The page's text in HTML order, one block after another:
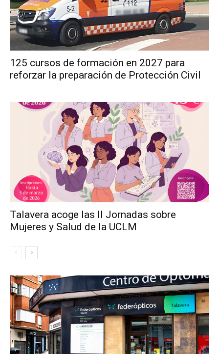
125 cursos de formación en 2027 para
reforzar la preparación de Protección Civil
Talavera acoge las II Jornadas sobre
Mujeres y Salud de la UCLM